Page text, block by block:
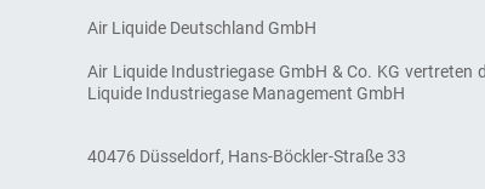
Air Liquide Deutschland GmbH
Air Liquide Industriegase GmbH & Co. KG vertreten
Liquide Industriegase Management GmbH
40476 Düsseldorf, Hans-Böckler-Straße 33